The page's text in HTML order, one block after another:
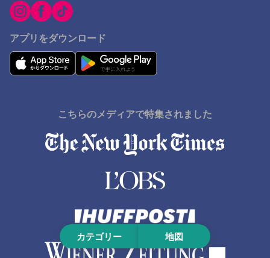
沖縄市でのホテル
カテゴリー 地図
アプリをダウンロード
こちらのメディアで特集されました